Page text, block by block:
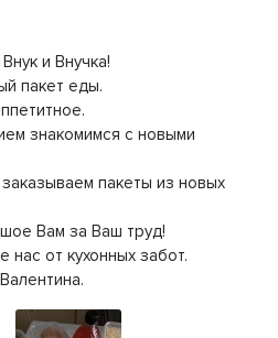
и Внучка!
пакет еды.
знакомимся с новыми
пакеты из новых
Вам за Ваш труд!
от кухонных забот.